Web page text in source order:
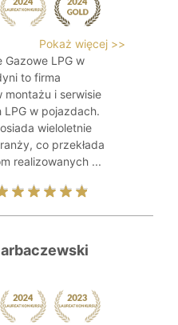
Pokaż więcej >>
Gazowe LPG w
to firma
montażu i serwisie
w pojazdach.
wieloletnie
co przekłada
realizowanych ...